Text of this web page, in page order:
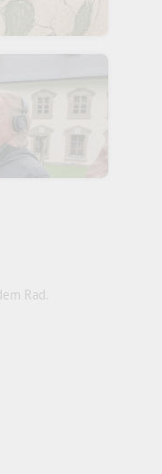
Rad.